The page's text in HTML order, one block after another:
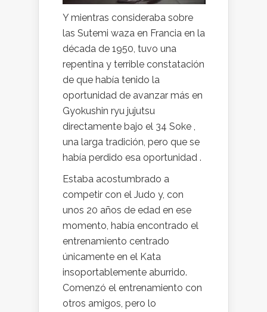
Y mientras consideraba sobre
las Sutemi waza en Francia en la
década de 1950, tuvo una
repentina y terrible constatación
de que había tenido la
oportunidad de avanzar más en
Gyokushin ryu jujutsu
directamente bajo el 34 Soke ,
una larga tradición, pero que se
había perdido esa oportunidad .
Estaba acostumbrado a
competir con el Judo y, con
unos 20 años de edad en ese
momento, había encontrado el
entrenamiento centrado
únicamente en el Kata
insoportablemente aburrido.
Comenzó el entrenamiento con
otros amigos, pero lo